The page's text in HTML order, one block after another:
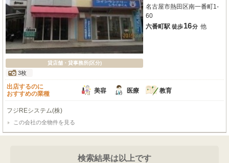
貸店舗・貸事務所(区分)
3枚
名古屋市熱田区南一番町1-
60
六番町駅 徒歩16分 他
出店するのに
おすすめの業種
美容 医療 教育
フジREシステム(株)
この会社の全物件を見る
検索結果は以上です